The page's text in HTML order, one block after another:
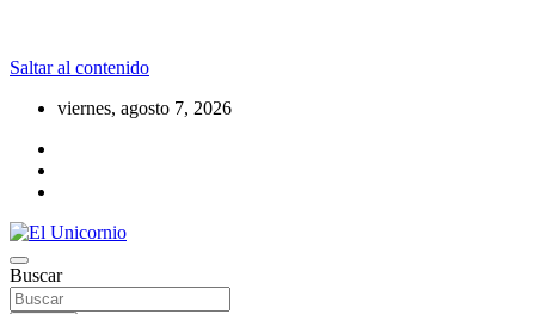
Saltar al contenido
viernes, agosto 7, 2026
El Unicornio
La realidad supera la fantasía
Buscar